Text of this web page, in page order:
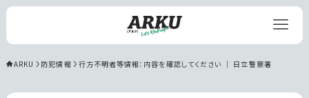
ARKU 防犯情報 行方不明者等情報：内容を確認してください ｜ 日立警察署